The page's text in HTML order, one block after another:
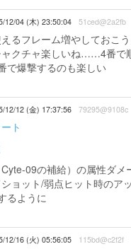
12/04 (木) 23:50:04 51ced@2a2fb
るフレーム増やしておこ
クチャ楽しいね……4番で
で爆撃するのも楽しい
12/12 (金) 17:37:56 79295@9108c
ト
09の補給）の属性ダメ
ョット/弱点ヒット時のア
るように
12/16 (火) 05:56:05 115bd@c2f2f